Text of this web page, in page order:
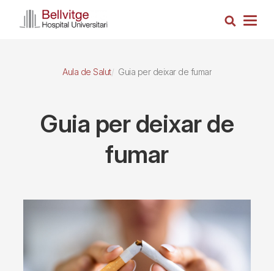
Cerca
Aula de Salut Guia per deixar de fumar
Guia per deixar de
fumar